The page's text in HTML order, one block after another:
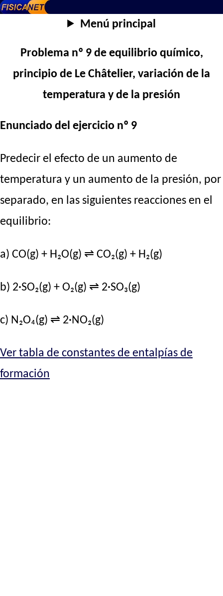
Menú principal
Problema nº 9 de equilibrio químico,
principio de Le Châtelier, variación de la
temperatura y de la presión
Enunciado del ejercicio nº 9
Predecir el efecto de un aumento de
temperatura y un aumento de la presión, por
separado, en las siguientes reacciones en el
equilibrio:
a) CO(g) + H₂O(g) ⇌ CO₂(g) + H₂(g)
b) 2·SO₂(g) + O₂(g) ⇌ 2·SO₃(g)
c) N₂O₄(g) ⇌ 2·NO₂(g)
Ver tabla de constantes de entalpías de
formación